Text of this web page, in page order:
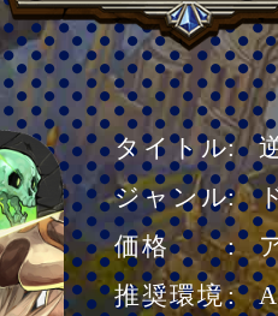
タイトル
ジャンル
価格
推奨環境